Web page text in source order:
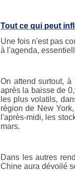
Tout ce qui peut
Une fois n'est pas
à l'agenda,
On attend surtout,
après la baisse de
les plus volatils,
région de New
l'après-midi, les
mars.
Dans les autres
Chine aura dévoilé